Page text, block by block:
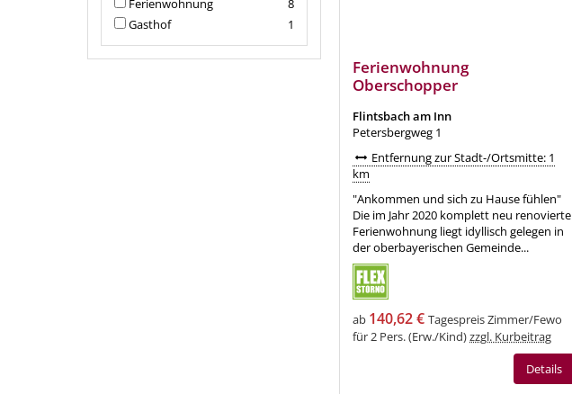
Ferienwohnung
Oberschopper
Flintsbach am Inn
Petersbergweg 1
Entfernung zur Stadt-/Ortsmitte: 1
km
"Ankommen und sich zu Hause fühlen"
Die im Jahr 2020 komplett neu renovierte
Ferienwohnung liegt idyllisch gelegen in
der oberbayerischen Gemeinde...
ab 140,62 € Tagespreis Zimmer/Fewo
für 2 Pers. (Erw./Kind)zzgl. Kurbeitrag
Details
8
Ferienwohnung
1
Gasthof